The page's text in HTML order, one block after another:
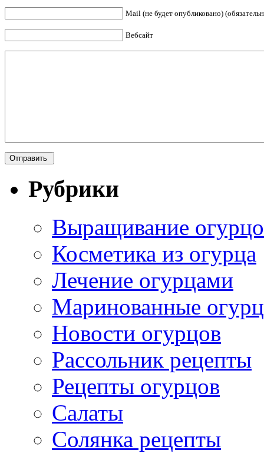
Mail (не будет опубликовано)
Вебсайт
Рубрики
Выращивание
Косметика из огурца
Лечение огурцами
Маринованные
Новости огурцов
Рассольник рецепты
Рецепты огурцов
Салаты
Солянка рецепты